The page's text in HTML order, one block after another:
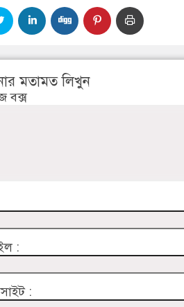
মতামত লিখুন
বক্স
:
: